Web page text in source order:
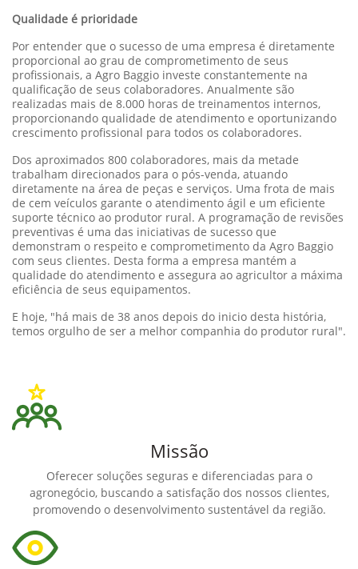
Qualidade é prioridade
Por entender que o sucesso de uma empresa é diretamente
proporcional ao grau de comprometimento de seus
profissionais, a Agro Baggio investe constantemente na
qualificação de seus colaboradores. Anualmente são
realizadas mais de 8.000 horas de treinamentos internos,
proporcionando qualidade de atendimento e oportunizando
crescimento profissional para todos os colaboradores.
Dos aproximados 800 colaboradores, mais da metade
trabalham direcionados para o pós-venda, atuando
diretamente na área de peças e serviços. Uma frota de mais
de cem veículos garante o atendimento ágil e um eficiente
suporte técnico ao produtor rural. A programação de revisões
preventivas é uma das iniciativas de sucesso que
demonstram o respeito e comprometimento da Agro Baggio
com seus clientes. Desta forma a empresa mantém a
qualidade do atendimento e assegura ao agricultor a máxima
eficiência de seus equipamentos.
E hoje, "há mais de 38 anos depois do inicio desta história,
temos orgulho de ser a melhor companhia do produtor rural".
Missão
Oferecer soluções seguras e diferenciadas para o
agronegócio, buscando a satisfação dos nossos clientes,
promovendo o desenvolvimento sustentável da região.